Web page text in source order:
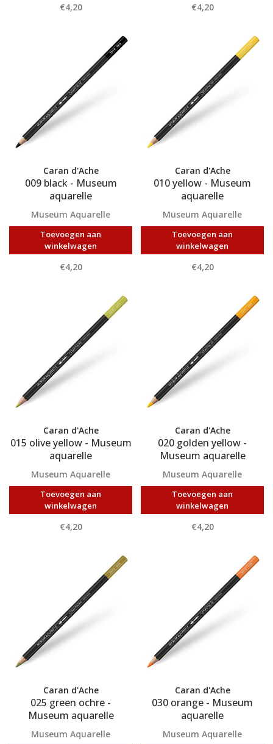
€4,20 €4,20
Caran d'Ache
009 black - Museum
aquarelle
Museum Aquarelle
Toevoegen aan
winkelwagen
€4,20
Caran d'Ache
010 yellow - Museum
aquarelle
Museum Aquarelle
Toevoegen aan
winkelwagen
€4,20
Caran d'Ache
015 olive yellow - Museum
aquarelle
Museum Aquarelle
Toevoegen aan
winkelwagen
€4,20
Caran d'Ache
020 golden yellow -
Museum aquarelle
Museum Aquarelle
Toevoegen aan
winkelwagen
€4,20
Caran d'Ache
025 green ochre -
Museum aquarelle
Museum Aquarelle
Caran d'Ache
030 orange - Museum
aquarelle
Museum Aquarelle